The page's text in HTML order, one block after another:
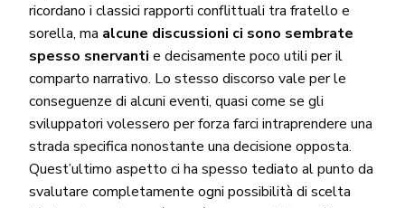
ricordano i classici rapporti conflittuali tra fratello e
sorella, ma alcune discussioni ci sono sembrate
spesso snervanti e decisamente poco utili per il
comparto narrativo. Lo stesso discorso vale per le
conseguenze di alcuni eventi, quasi come se gli
sviluppatori volessero per forza farci intraprendere una
strada specifica nonostante una decisione opposta.
Quest’ultimo aspetto ci ha spesso tediato al punto da
svalutare completamente ogni possibilità di scelta